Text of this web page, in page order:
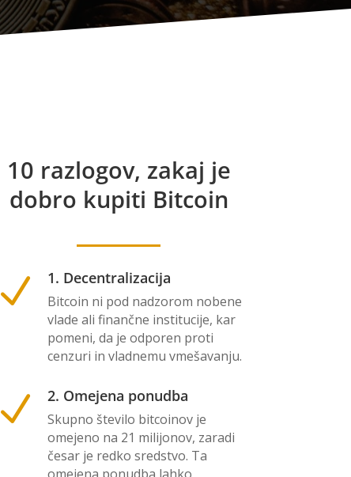
10 razlogov, zakaj je
dobro kupiti Bitcoin
N 1. Decentralizacija
Bitcoin ni pod nadzorom nobene
vlade ali finančne institucije, kar
pomeni, da je odporen proti
cenzuri in vladnemu vmešavanju.
N 2. Omejena ponudba
Skupno število bitcoinov je
omejeno na 21 milijonov, zaradi
česar je redko sredstvo. Ta